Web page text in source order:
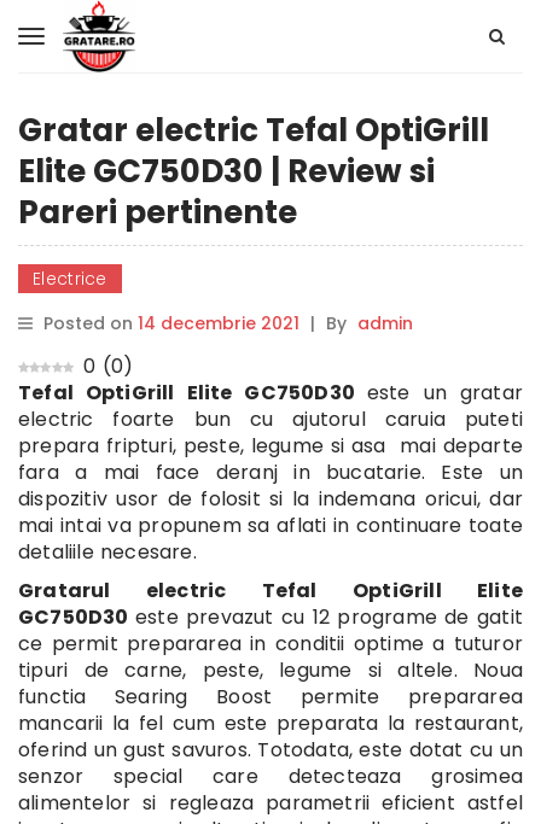
Gratar electric Tefal OptiGrill
Elite GC750D30 | Review si
Pareri pertinente
Electrice
Posted on 14 decembrie 2021 | By admin
0 (0)
Tefal OptiGrill Elite GC750D30 este un gratar
electric foarte bun cu ajutorul caruia puteti
prepara fripturi, peste, legume si asa mai departe
fara a mai face deranj in bucatarie. Este un
dispozitiv usor de folosit si la indemana oricui, dar
mai intai va propunem sa aflati in continuare toate
detaliile necesare.
Gratarul electric Tefal OptiGrill Elite
GC750D30 este prevazut cu 12 programe de gatit
ce permit prepararea in conditii optime a tuturor
tipuri de carne, peste, legume si altele. Noua
functia Searing Boost permite prepararea
mancarii la fel cum este preparata la restaurant,
oferind un gust savuros. Totodata, este dotat cu un
senzor special care detecteaza grosimea
alimentelor si regleaza parametrii eficient astfel